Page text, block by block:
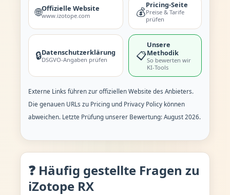
🌐Offizielle Website
www.izotope.com 💰
Pricing-Seite
Preise & Tarife
prüfen
🔒Datenschutzerklärung
DSGVO-Angaben prüfen 📋
Unsere
Methodik
So bewerten wir
KI-Tools
Externe Links führen zur offiziellen Website des Anbieters.
Die genauen URLs zu Pricing und Privacy Policy können
abweichen. Letzte Prüfung unserer Bewertung: August 2026.
❓ Häufig gestellte Fragen zu
iZotope RX